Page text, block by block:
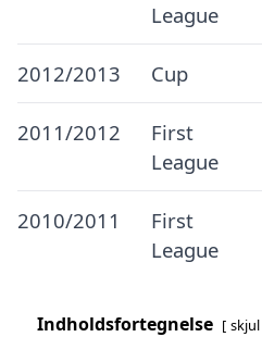
League
2012/2013 Cup
2011/2012
First
League
2010/2011
First
League
Indholdsfortegnelse skjul